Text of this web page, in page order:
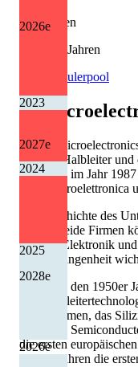
2026e
2027e
2028e
2023
2024
2025
2026e
Kürzungen
3 von 13 Jahren
Quelle: Eulerpool
Die
Bereich Halbleiter und
die Firma im Jahr
SGS Microelettronica
Die Geschichte des
früher. Beide Firmen
Bereich Elektronik
der Vergangenheit
Bereits in den 1950er
von
Unternehmen, das
Thomson
die ersten
1970er Jahren die